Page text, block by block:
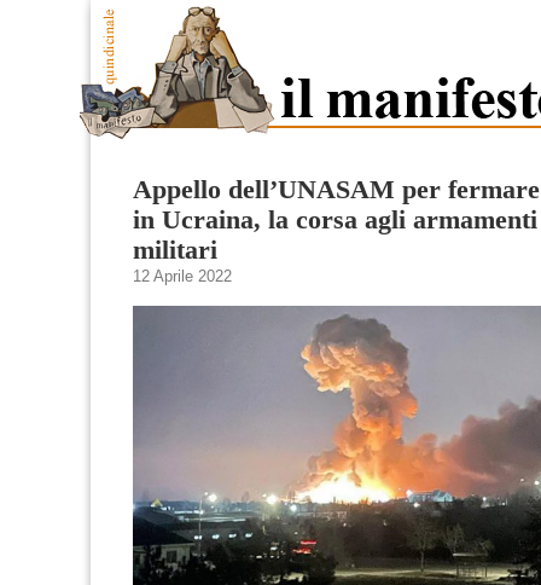
Appello dell’UNASAM per
in Ucraina, la corsa agli armamenti
militari
12 Aprile 2022